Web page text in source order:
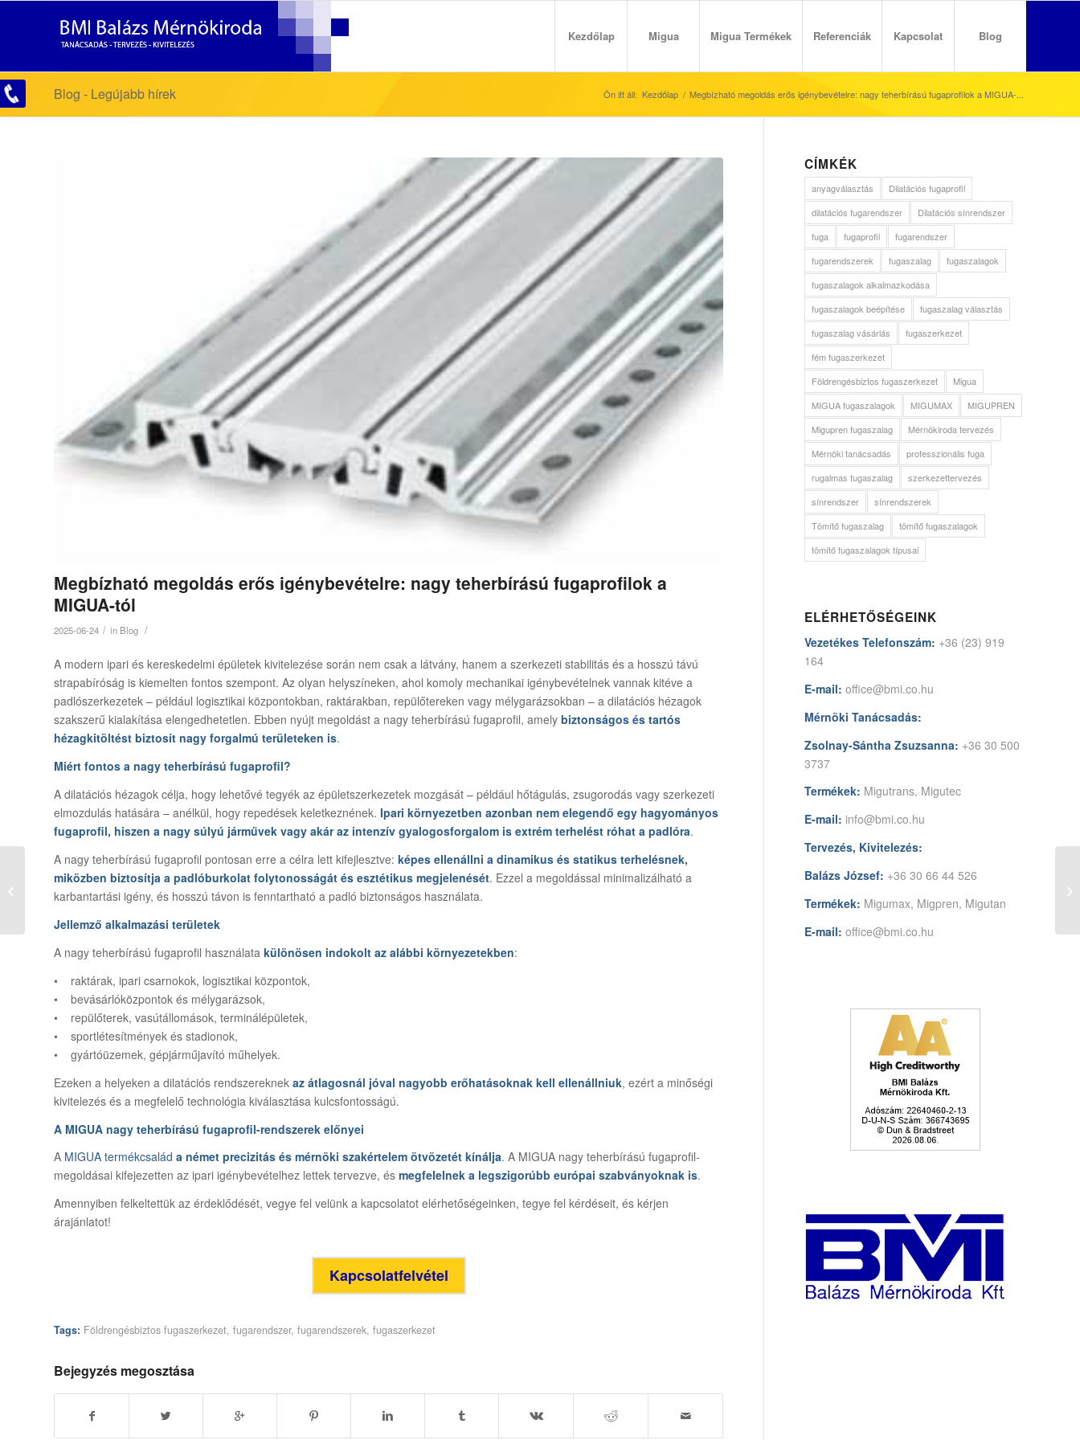
Kezdőlap Migua Migua Termékek Referenciák Kapcsolat Blog
Blog - Legújabb hírek Ön itt áll: Kezdőlap / Megbízható megoldás erős igénybevételre: nagy teherbírású fugaprofilok a MIGUA-...
Megbízható megoldás erős igénybevételre: nagy teherbírású fugaprofilok a
MIGUA-tól
2025-06-24 / in Blog /
A modern ipari és kereskedelmi épületek kivitelezése során nem csak a látvány, hanem a szerkezeti stabilitás és a hosszú távú
strapabíróság is kiemelten fontos szempont. Az olyan helyszíneken, ahol komoly mechanikai igénybevételnek vannak kitéve a
padlószerkezetek – például logisztikai központokban, raktárakban, repülőtereken vagy mélygarázsokban – a dilatációs hézagok
szakszerű kialakítása elengedhetetlen. Ebben nyújt megoldást a nagy teherbírású fugaprofil, amely biztonságos és tartós
hézagkitöltést biztosít nagy forgalmú területeken is.
Miért fontos a nagy teherbírású fugaprofil?
A dilatációs hézagok célja, hogy lehetővé tegyék az épületszerkezetek mozgását – például hőtágulás, zsugorodás vagy szerkezeti
elmozdulás hatására – anélkül, hogy repedések keletkeznének. Ipari környezetben azonban nem elegendő egy hagyományos
fugaprofil, hiszen a nagy súlyú járművek vagy akár az intenzív gyalogosforgalom is extrém terhelést róhat a padlóra.
A nagy teherbírású fugaprofil pontosan erre a célra lett kifejlesztve: képes ellenállni a dinamikus és statikus terhelésnek,
miközben biztosítja a padlóburkolat folytonosságát és esztétikus megjelenését. Ezzel a megoldással minimalizálható a
karbantartási igény, és hosszú távon is fenntartható a padló biztonságos használata.
Jellemző alkalmazási területek
A nagy teherbírású fugaprofil használata különösen indokolt az alábbi környezetekben:
• raktárak, ipari csarnokok, logisztikai központok,
• bevásárlóközpontok és mélygarázsok,
• repülőterek, vasútállomások, terminálépületek,
• sportlétesítmények és stadionok,
• gyártóüzemek, gépjárműjavító műhelyek.
Ezeken a helyeken a dilatációs rendszereknek az átlagosnál jóval nagyobb erőhatásoknak kell ellenállniuk, ezért a minőségi
kivitelezés és a megfelelő technológia kiválasztása kulcsfontosságú.
A MIGUA nagy teherbírású fugaprofil-rendszerek előnyei
A MIGUA termékcsalád a német precizitás és mérnöki szakértelem ötvözetét kínálja. A MIGUA nagy teherbírású fugaprofil-
megoldásai kifejezetten az ipari igénybevételhez lettek tervezve, és megfelelnek a legszigorúbb európai szabványoknak is.
Amennyiben felkeltettük az érdeklődését, vegye fel velünk a kapcsolatot elérhetőségeinken, tegye fel kérdéseit, és kérjen
árajánlatot!
Kapcsolatfelvétel
Tags: Földrengésbiztos fugaszerkezet, fugarendszer, fugarendszerek, fugaszerkezet
Bejegyzés megosztása
CÍMKÉK
anyagválasztás
Dilatációs fugaprofil
dilatációs fugarendszer
Dilatációs sínrendszer
fuga
fugaprofil
fugarendszer
fugarendszerek
fugaszalag
fugaszalagok
fugaszalagok alkalmazkodása
fugaszalagok beépítése
fugaszalag választás
fugaszalag vásárlás
fugaszerkezet
fém fugaszerkezet
Földrengésbiztos fugaszerkezet
Migua
MIGUA fugaszalagok
MIGUMAX
MIGUPREN
Migupren fugaszalag
Mérnökiroda tervezés
Mérnöki tanácsadás
professzionális fuga
rugalmas fugaszalag
szerkezettervezés
sínrendszer
sínrendszerek
Tömítő fugaszalag
tömítő fugaszalagok
tömítő fugaszalagok típusai
ELÉRHETŐSÉGEINK
Vezetékes Telefonszám: +36 (23) 919
164
E-mail: office@bmi.co.hu
Mérnöki Tanácsadás:
Zsolnay-Sántha Zsuzsanna: +36 30 500
3737
Termékek: Migutrans, Migutec
E-mail: info@bmi.co.hu
Tervezés, Kivitelezés:
Balázs József: +36 30 66 44 526
Termékek: Migumax, Migpren, Migutan
E-mail: office@bmi.co.hu
Spórolja meg a
karbantartási
költségeket fugaszalag
vásárlással!